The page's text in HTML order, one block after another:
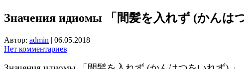
Значения идиомы 「間髪を入れず (かんは
Автор: admin | 06.05.2018
Нет комментариев